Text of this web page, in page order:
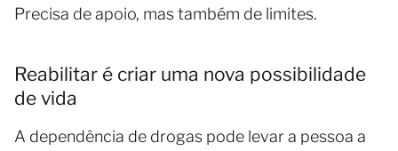
Precisa de apoio, mas também de limites.
Reabilitar é criar uma nova possibilidade
de vida
A dependência de drogas pode levar a pessoa a